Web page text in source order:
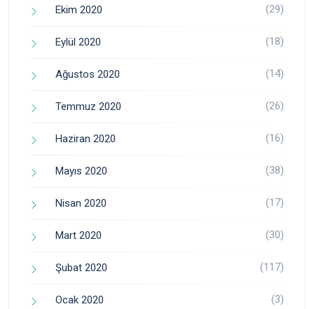
Ekim 2020 (29)
Eylül 2020 (18)
Ağustos 2020 (14)
Temmuz 2020 (26)
Haziran 2020 (16)
Mayıs 2020 (38)
Nisan 2020 (17)
Mart 2020 (30)
Şubat 2020 (117)
Ocak 2020 (3)